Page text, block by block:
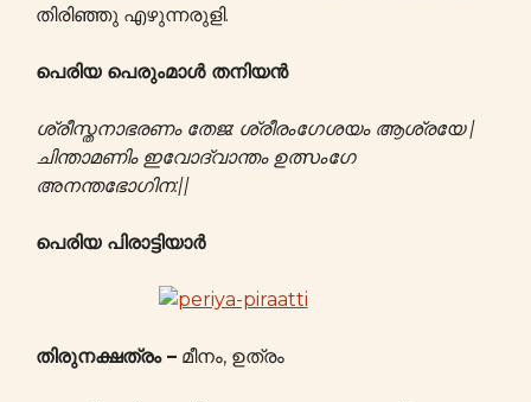
തിരിഞ്ഞു എഴുന്നരുളി.
പെരിയ പെരുംമാൾ തനിയൻ
ശ്രീസ്തനാഭരണം തേജ: ശ്രീരംഗേശയം ആശ്രയേ |
ചിന്താമണിം ഇവോദ്വാന്തം ഉത്സംഗേ
അനന്തഭോഗിന:||
പെരിയ പിരാട്ടിയാർ
തിരുനക്ഷത്രം – മീനം, ഉത്രം